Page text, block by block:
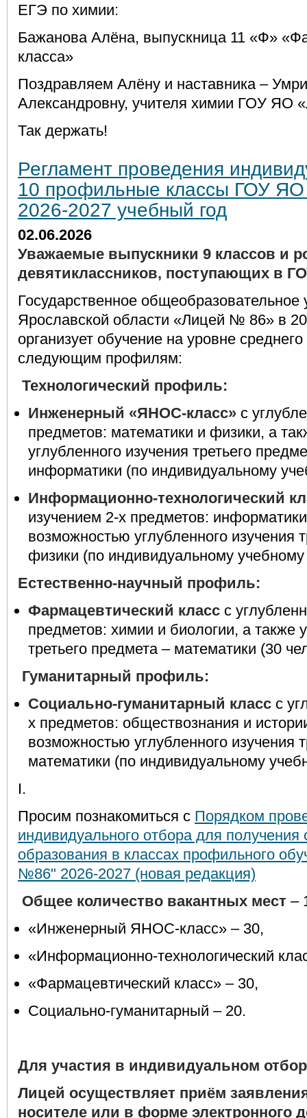
ЕГЭ по химии:
Бажанова Алёна, выпускница 11 «Ф»
класса»
Поздравляем Алёну и наставника –
Александровну, учителя химии ГОУ ЯО
Так держать!
Регламент проведения
10 профильные классы ГОУ
2026-2027 учебный год
02.06.2026
Уважаемые выпускники 9 классов и
девятиклассников, поступающих в
Государственное общеобразовательное
Ярославской области «Лицей № 86» в
организует обучение на уровне
следующим профилям:
Технологический профиль:
Инженерный «ЯНОС-класс» с
предметов: математики и физики, а
углубленного изучения третьего
информатики (по индивидуальному
Информационно-технологический
изучением 2-х предметов:
возможностью углубленного изучения
физики (по индивидуальному
Естественно-научный профиль:
Фармацевтический класс с
предметов: химии и биологии, а также
третьего предмета – математики (30
Гуманитарный профиль:
Социально-гуманитарный класс с
х предметов: обществознания и
возможностью углубленного изучения
математики (по индивидуальному
I.
Просим познакомиться с Порядком
индивидуального отбора для получения
образования в классах профильного
№86" 2026-2027 (новая редакция)
Общее количество вакантных мест –
«Инженерный ЯНОС-класс» – 30,
«Информационно-технологический
«Фармацевтический класс» – 30,
Социально-гуманитарный – 20.
Для участия в индивидуальном
Лицей осуществляет приём
носителе или в форме электронного